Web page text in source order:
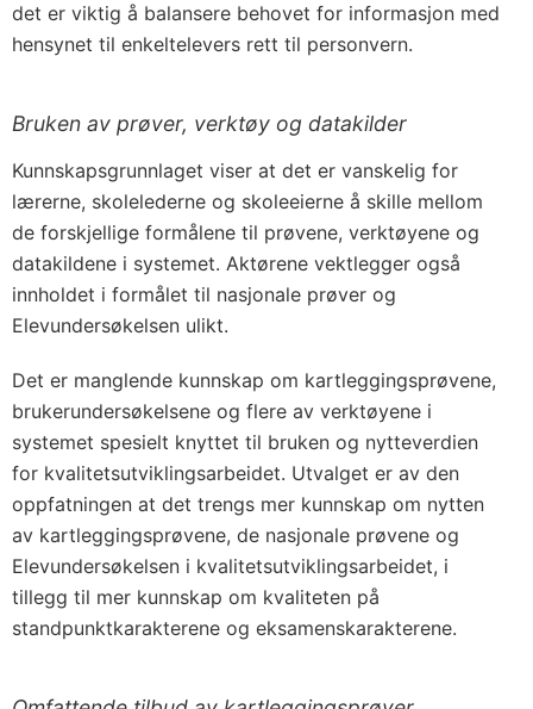
det er viktig å balansere behovet for informasjon med
hensynet til enkeltelevers rett til personvern.
Bruken av prøver, verktøy og datakilder
Kunnskapsgrunnlaget viser at det er vanskelig for
lærerne, skolelederne og skoleeierne å skille mellom
de forskjellige formålene til prøvene, verktøyene og
datakildene i systemet. Aktørene vektlegger også
innholdet i formålet til nasjonale prøver og
Elevundersøkelsen ulikt.
Det er manglende kunnskap om kartleggingsprøvene,
brukerundersøkelsene og flere av verktøyene i
systemet spesielt knyttet til bruken og nytteverdien
for kvalitetsutviklingsarbeidet. Utvalget er av den
oppfatningen at det trengs mer kunnskap om nytten
av kartleggingsprøvene, de nasjonale prøvene og
Elevundersøkelsen i kvalitetsutviklingsarbeidet, i
tillegg til mer kunnskap om kvaliteten på
standpunktkarakterene og eksamenskarakterene.